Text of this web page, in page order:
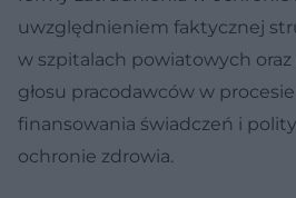
uwzględnieniem faktycznej
w szpitalach powiatowych
głosu pracodawców w
finansowania świadczeń i
ochronie zdrowia.